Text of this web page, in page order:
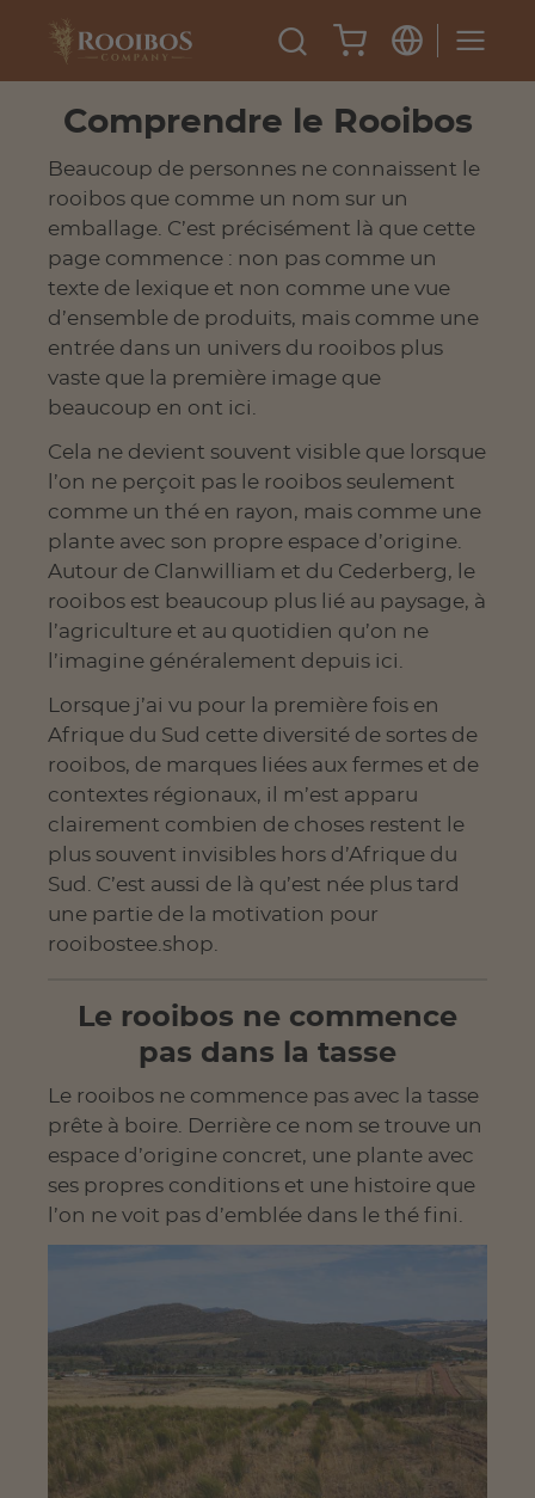
Comprendre le Rooibos
Beaucoup de personnes ne connaissent le
rooibos que comme un nom sur un
emballage. C’est précisément là que cette
page commence : non pas comme un
texte de lexique et non comme une vue
d’ensemble de produits, mais comme une
entrée dans un univers du rooibos plus
vaste que la première image que
beaucoup en ont ici.
Cela ne devient souvent visible que lorsque
l’on ne perçoit pas le rooibos seulement
comme un thé en rayon, mais comme une
plante avec son propre espace d’origine.
Autour de Clanwilliam et du Cederberg, le
rooibos est beaucoup plus lié au paysage, à
l’agriculture et au quotidien qu’on ne
l’imagine généralement depuis ici.
Lorsque j’ai vu pour la première fois en
Afrique du Sud cette diversité de sortes de
rooibos, de marques liées aux fermes et de
contextes régionaux, il m’est apparu
clairement combien de choses restent le
plus souvent invisibles hors d’Afrique du
Sud. C’est aussi de là qu’est née plus tard
une partie de la motivation pour
rooibostee.shop.
Le rooibos ne commence
pas dans la tasse
Le rooibos ne commence pas avec la tasse
prête à boire. Derrière ce nom se trouve un
espace d’origine concret, une plante avec
ses propres conditions et une histoire que
l’on ne voit pas d’emblée dans le thé fini.